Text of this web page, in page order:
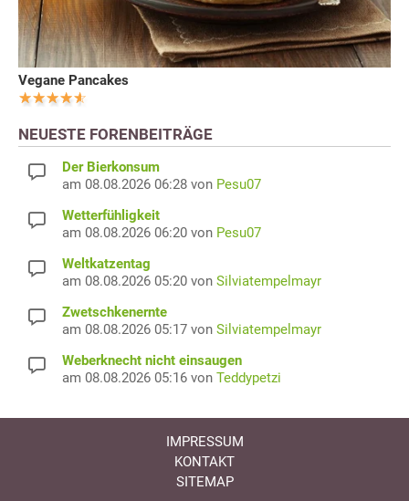
Vegane Pancakes
NEUESTE FORENBEITRÄGE
Der Bierkonsum
am 08.08.2026 06:28 von Pesu07
Wetterfühligkeit
am 08.08.2026 06:20 von Pesu07
Weltkatzentag
am 08.08.2026 05:20 von Silviatempelmayr
Zwetschkenernte
am 08.08.2026 05:17 von Silviatempelmayr
Weberknecht nicht einsaugen
am 08.08.2026 05:16 von Teddypetzi
IMPRESSUM
KONTAKT
SITEMAP